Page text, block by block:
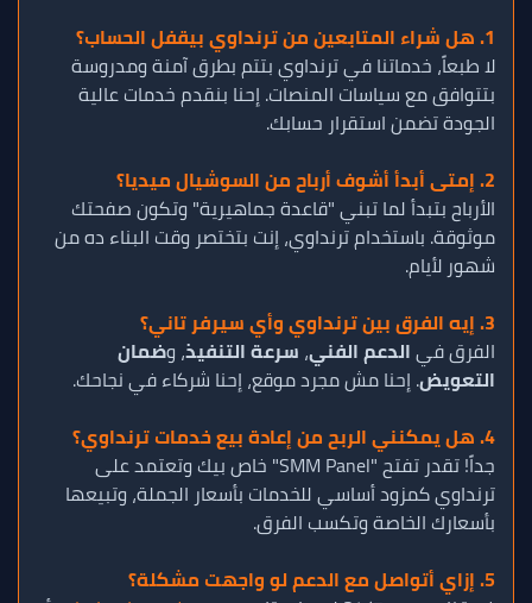
1. هل شراء المتابعين من ترنداوي بيقفل الحساب؟
لا طبعاً، خدماتنا في ترنداوي بتتم بطرق آمنة ومدروسة
بتتوافق مع سياسات المنصات. إحنا بنقدم خدمات عالية
الجودة تضمن استقرار حسابك.
2. إمتى أبدأ أشوف أرباح من السوشيال ميديا؟
الأرباح بتبدأ لما تبني "قاعدة جماهيرية" وتكون صفحتك
موثوقة. باستخدام ترنداوي، إنت بتختصر وقت البناء ده من
شهور لأيام.
3. إيه الفرق بين ترنداوي وأي سيرفر تاني؟
الفرق فيالدعم الفني، سرعة التنفيذ، وضمان
التعويض. إحنا مش مجرد موقع، إحنا شركاء في نجاحك.
4. هل يمكنني الربح من إعادة بيع خدمات ترنداوي؟
جداً! تقدر تفتح "SMM Panel" خاص بيك وتعتمد على
ترنداوي كمزود أساسي للخدمات بأسعار الجملة، وتبيعها
بأسعارك الخاصة وتكسب الفرق.
5. إزاي أتواصل مع الدعم لو واجهت مشكلة؟